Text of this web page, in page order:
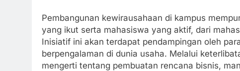
Pembangunan kewirausahaan di kampus
yang ikut serta mahasiswa yang aktif, dari
Inisiatif ini akan terdapat pendampingan oleh
berpengalaman di dunia usaha. Melalui
mengerti tentang pembuatan rencana bisnis,